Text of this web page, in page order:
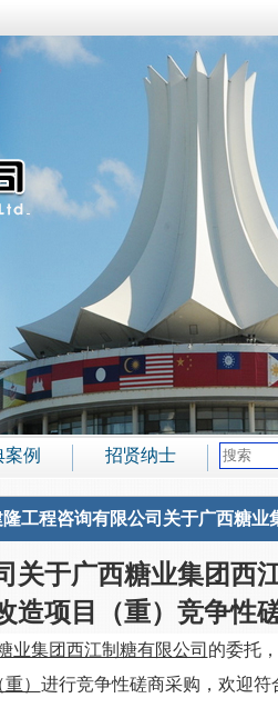
案例 招贤纳士
工程咨询有限公司关于广西糖业
关于广西糖业集团西
造项目（重） 竞争性
业集团西江制糖有限公司 的委托
） 进行竞争性磋商采购，欢迎符